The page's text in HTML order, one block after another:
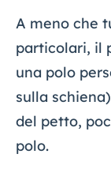
A meno che
particolari, il
una polo
sulla
del petto,
polo.